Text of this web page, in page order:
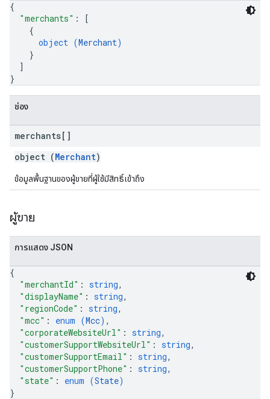
{
"merchants" :
[
{
object (Merchant)
}
]
}
ช่อง
merchants[]
object (Merchant)
ข้อมูลพื้นฐานของผู้ขายที่ผู้ใช้มีสิทธิ์เข้าถึง
ผู้ขาย
การแสดง JSON
{
"merchantId" : string,
"displayName" : string,
"regionCode" : string,
"mcc" : enum (Mcc) ,
"corporateWebsiteUrl" : string,
"customerSupportWebsiteUrl" : string,
"customerSupportEmail" : string,
"customerSupportPhone" : string,
"state" : enum (State)
}